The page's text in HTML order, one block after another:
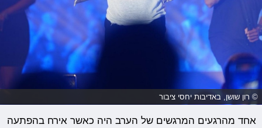
© רון שושן, באדיבות יחסי ציבור
אחד מהרגעים המרגשים של הערב היה כאשר אירח בהפתעה